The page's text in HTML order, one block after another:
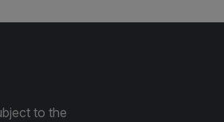
to the